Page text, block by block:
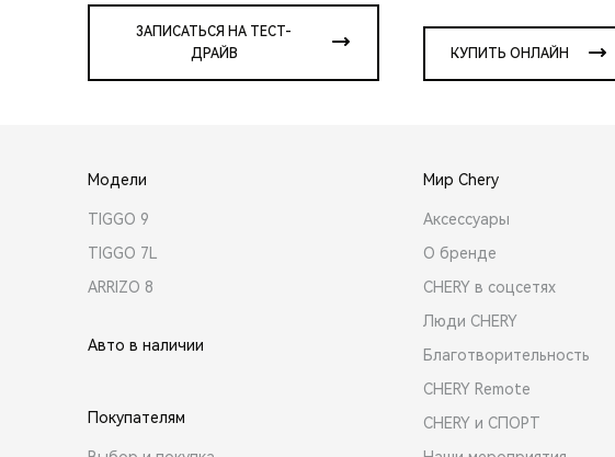
ЗАПИСАТЬСЯ НА ТЕСТ-
ДРАЙВ
КУПИТЬ ОНЛАЙН
Модели
TIGGO 9
TIGGO 7L
ARRIZO 8
Авто в наличии
Покупателям
Мир Chery
Аксессуары
О бренде
CHERY в соцсетях
Люди CHERY
Благотворительность
CHERY Remote
CHERY и СПОРТ